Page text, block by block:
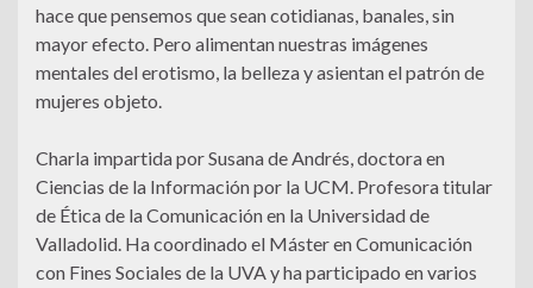
hace que pensemos que sean cotidianas, banales, sin
mayor efecto. Pero alimentan nuestras imágenes
mentales del erotismo, la belleza y asientan el patrón de
mujeres objeto.
Charla impartida por Susana de Andrés, doctora en
Ciencias de la Información por la UCM. Profesora titular
de Ética de la Comunicación en la Universidad de
Valladolid. Ha coordinado el Máster en Comunicación
con Fines Sociales de la UVA y ha participado en varios